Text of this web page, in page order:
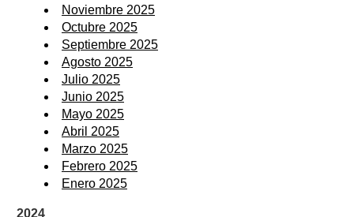
Noviembre 2025
Octubre 2025
Septiembre 2025
Agosto 2025
Julio 2025
Junio 2025
Mayo 2025
Abril 2025
Marzo 2025
Febrero 2025
Enero 2025
2024